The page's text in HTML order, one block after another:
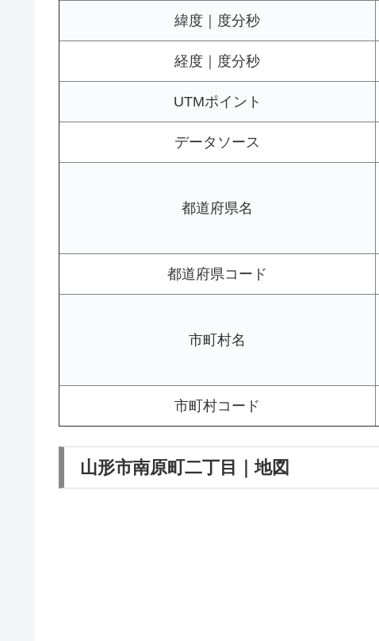
緯度｜度分秒
経度｜度分秒
UTMポイント
データソース
都道府県名
都道府県コード
市町村名
市町村コード
山形市南原町二丁目｜地図